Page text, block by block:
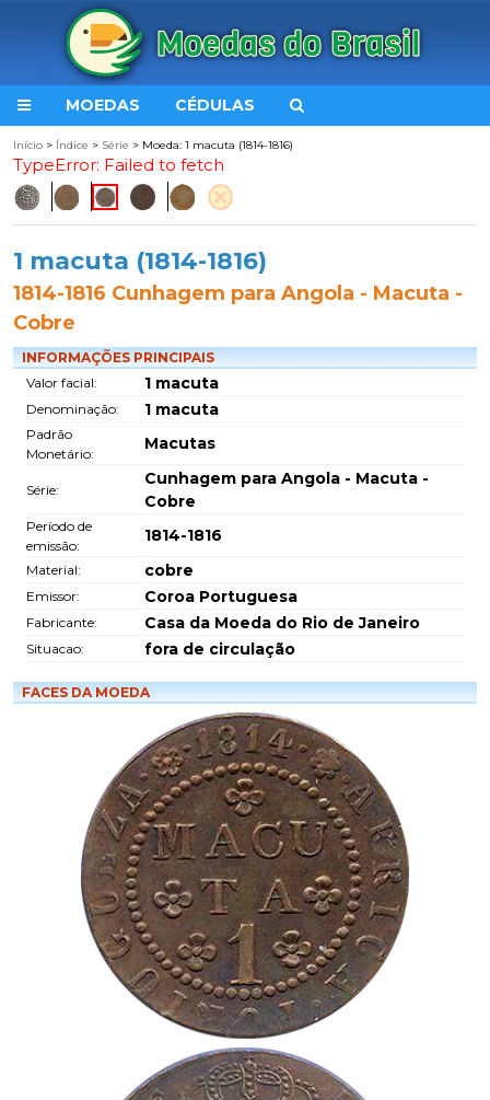
MOEDAS CÉDULAS
Início > Índice > Série > Moeda: 1 macuta (1814-1816)
TypeError: Failed to fetch
1 macuta (1814-1816)
1814-1816 Cunhagem para Angola - Macuta -
Cobre
INFORMAÇÕES PRINCIPAIS
Valor facial:
1 macuta
Denominação: 1 macuta
Padrão
Monetário:
Macutas
Série:
Cunhagem para Angola - Macuta -
Cobre
Período de
emissão:
1814-1816
Material: cobre
Emissor: Coroa Portuguesa
Fabricante: Casa da Moeda do Rio de Janeiro
Situacao: fora de circulação
FACES DA MOEDA